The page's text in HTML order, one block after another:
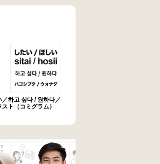
／하고 싶다 / 원하다／
ト（コミグラム）